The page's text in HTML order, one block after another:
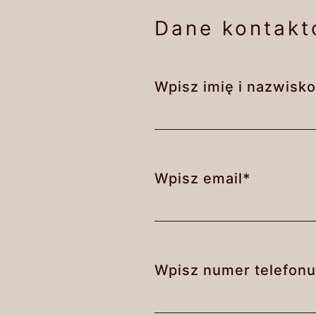
Dane
Wpisz imię i
Wpisz email*
Wpisz numer